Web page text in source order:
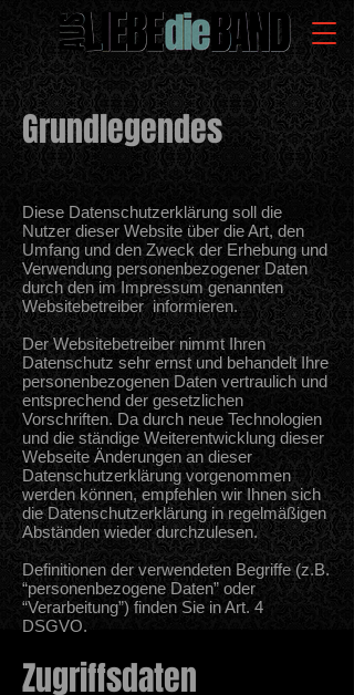
Grundlegendes
Diese Datenschutzerklärung soll die
Nutzer dieser Website über die Art, den
Umfang und den Zweck der Erhebung und
Verwendung personenbezogener Daten
durch den im Impressum genannten
Websitebetreiber informieren.
Der Websitebetreiber nimmt Ihren
Datenschutz sehr ernst und behandelt Ihre
personenbezogenen Daten vertraulich und
entsprechend der gesetzlichen
Vorschriften. Da durch neue Technologien
und die ständige Weiterentwicklung dieser
Webseite Änderungen an dieser
Datenschutzerklärung vorgenommen
werden können, empfehlen wir Ihnen sich
die Datenschutzerklärung in regelmäßigen
Abständen wieder durchzulesen.
Definitionen der verwendeten Begriffe (z.B.
“personenbezogene Daten” oder
“Verarbeitung”) finden Sie in Art. 4
DSGVO.
Zugriffsdaten